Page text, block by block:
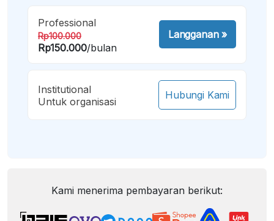
Professional
Rp100.000
Rp150.000/bulan
Langganan»
Institutional
Untuk organisasi
Hubungi Kami
Kami menerima pembayaran berikut: